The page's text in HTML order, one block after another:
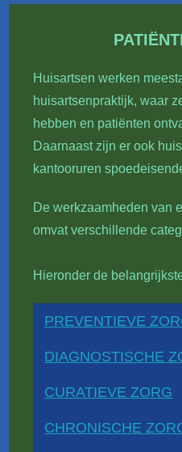
Huisartsen werken
huisartsenpraktijk, waar
hebben en patiënten
Daarnaast zijn er ook
kantooruren
De werkzaamheden van
omvat verschillende
Hieronder de
PREVENTIEVE
DIAGNOSTISCHE
CURATIEVE ZORG
CHRONISCHE